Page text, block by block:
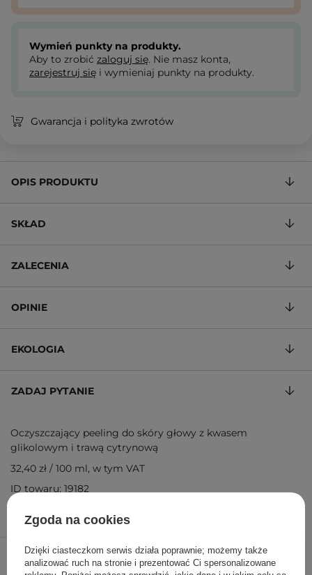
32,40 zł 36,00 zł /szt.
Wymień punkty na produkty.
Aby to zrobić zaloguj się. Nie masz konta,
zarejestruj się i wymieniaj punkty na produkty.
Gwarancja i polityka zwrotów
OPIS PRODUKTU
SKŁAD
ZALECENIA
OPINIE
EKOLOGIA
ZADAJ PYTANIE
Oczyszczający peeling do skóry głowy z kwasem
glikolowym i trawą cytrynową
32,40 zł / 100 ml, w tym VAT
ID towaru: 19182
Zgoda na cookies
Dzięki ciasteczkom serwis działa poprawnie; możemy także
analizować ruch na stronie i prezentować Ci spersonalizowane